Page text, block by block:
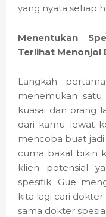
yang nyata setiap
Menentukan
Terlihat Menonjol
Langkah
menemukan
kuasai dan orang
dari kamu lewat
mencoba buat
cuma bakal bikin
klien potensial
spesifik. Gue
kita lagi cari
sama dokter